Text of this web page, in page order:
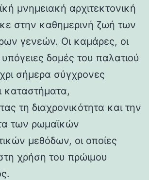
μνημειακή αρχιτεκτονική
στην καθημερινή ζωή των
γενεών. Οι καμάρες, οι
υπόγειες δομές του παλατιού
σήμερα σύγχρονες
καταστήματα,
τη διαχρονικότητα και την
των ρωμαϊκών
μεθόδων, οι οποίες
χρήση του πρώιμου